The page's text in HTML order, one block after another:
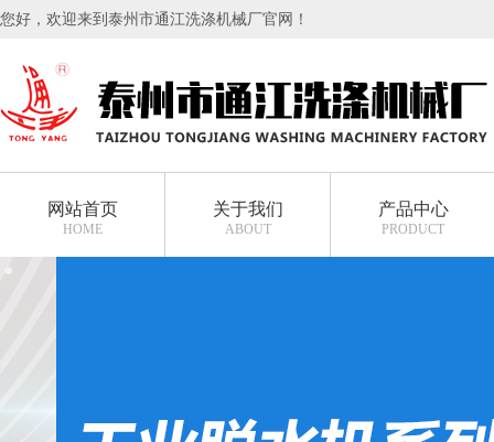
您好，欢迎来到泰州市通江洗涤机械厂官网！
网站首页
HOME
关于我们
ABOUT
产品中心
PRODUCT